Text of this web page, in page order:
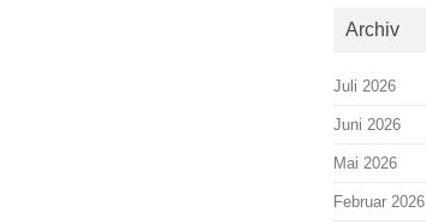
Archiv
Juli 2026
Juni 2026
Mai 2026
Februar 2026